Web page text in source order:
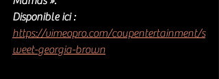
Disponible ici :
https://vimeopro.com/coupentertainment/s
weet-georgia-brown